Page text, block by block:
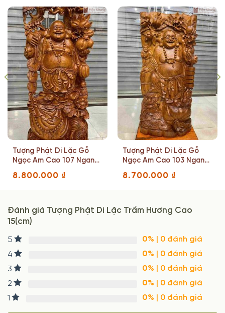
Tượng Phật Di Lặc Gỗ
Ngọc Am Cao 107 Ngang
38 Sâu 18 (cm)
8.800.000 ₫
Tượng Phật Di Lặc Gỗ
Ngọc Am Cao 103 Ngang
43 Sâu 19 (cm)
8.700.000 ₫
Đánh giá Tượng Phật Di Lặc Trầm Hương Cao
15(cm)
5 0% | 0 đánh giá
4
0% | 0 đánh giá
3
0% | 0 đánh giá
2
0% | 0 đánh giá
1
0% | 0 đánh giá